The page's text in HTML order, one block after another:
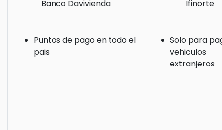
Banco Davivienda Ifinorte
Puntos de pago en todo el
pais
Solo para
vehiculos
extranjeros